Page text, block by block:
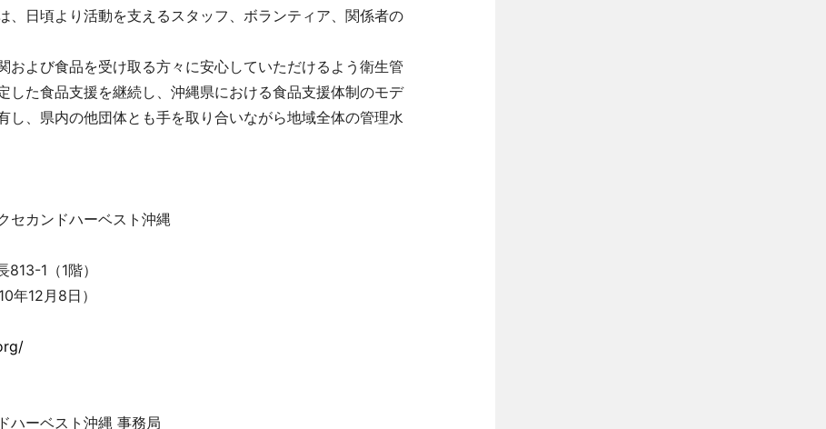
、日頃より活動を支えるスタッフ、ボランティア、関係者の
および食品を受け取る方々に安心していただけるよう衛生管
した食品支援を継続し、沖縄県における食品支援体制のモデ
し、県内の他団体とも手を取り合いながら地域全体の管理水
セカンドハーベスト沖縄
1（1階）
年12月8日）
ハーベスト沖縄 事務局